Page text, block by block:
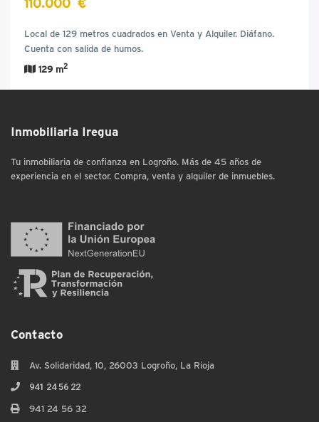
Local de 129 metros cuadrados en Venta y Alquiler. Diáfano.
Cuenta con salida de humos.
129 m2
Inmobiliaria Iregua
Tu inmobiliaria de confianza en Logroño. Más de 45 años de
experiencia en el sector. Compra, venta y alquiler de inmuebles.
Contacto
Av. Solidaridad, 10, 26003 Logroño, La Rioja
941 24 56 22
941 24 56 32